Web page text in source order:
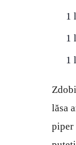
1
1
1
lăsa
piper